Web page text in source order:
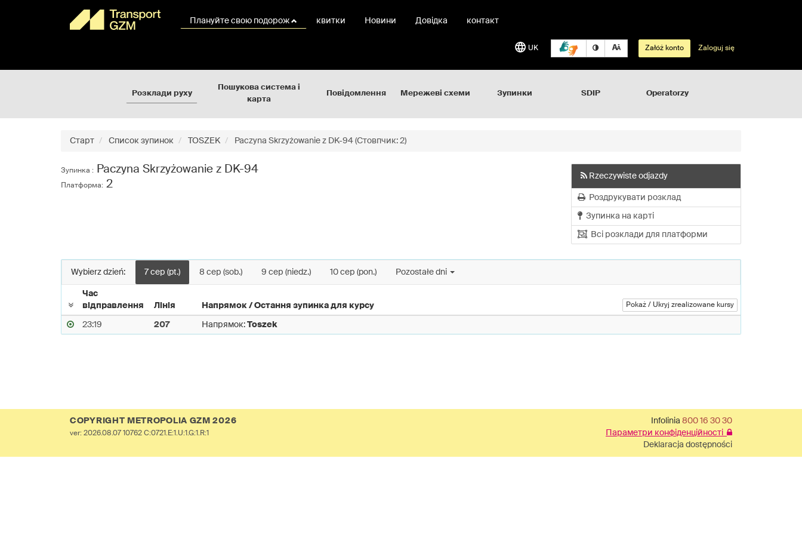
Плануйте свою подорож квитки Новини Довідка контакт
UK Załóż konto Zaloguj się
Розклади руху
Пошукова система і
карта
Повідомлення Мережеві схеми Зупинки SDIP Operatorzy
Старт Список зупинок TOSZEK Paczyna Skrzyżowanie z DK-94 (Стовпчик: 2)
Зупинка : Paczyna Skrzyżowanie z DK-94
Платформа: 2
Rzeczywiste odjazdy
Роздрукувати розклад
Зупинка на карті
Всі розклади для платформи
Wybierz dzień: 7 сер (pt.) 8 сер (sob.) 9 сер (niedz.) 10 сер (pon.) Pozostałe dni
Час
відправлення
Лінія Напрямок / Остання зупинка для курсу Pokaż / Ukryj zrealizowane kursy
23:19 207 Напрямок: Toszek
COPYRIGHT METROPOLIA GZM 2026 Infolinia 800 16 30 30
ver: 2026.08.07 10762 C:0721.E:1.U:1.G:1.R:1
Параметри конфіденційності
Deklaracja dostępności